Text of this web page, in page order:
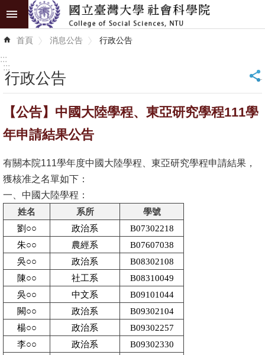
跳到主要內容區塊
進
階
識
學
術
單
位
研
究
消
息
公
告
首頁 消息公告 行政公告
:::
:::
行政公告 _
【公告】中國大陸學程、東亞研究學程111學
年申請結果公告
有關本院111學年度中國大陸學程、東亞研究學程申請結果，
獲核准之名單如下：
一、中國大陸學程：
姓名 系所
學號
劉○○
政治系
B07302218
朱○○
農經系
B07607038
吳○○
政治系
B08302108
陳○○
社工系
B08310049
吳○○
中文系
B09101044
闕○○
政治系
B09302104
楊○○
政治系
B09302257
李○○
政治系
B09302330